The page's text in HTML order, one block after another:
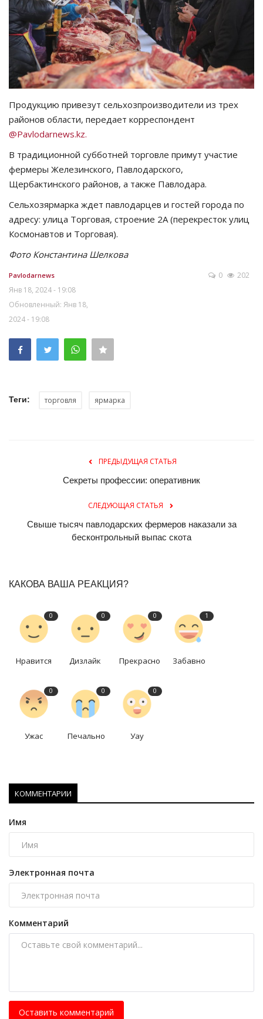
СПОРТ
Чек-лист
РАЗВЛЕЧЕНИЯ
OFFICIAL
Курултай
Язык
Қазақша Русский
Продукцию привезут сельхозпроизводители из трех
районов области, передает корреспондент
@Pavlodarnews.kz.
В традиционной субботней торговле примут участие
фермеры Железинского, Павлодарского,
Щербактинского районов, а также Павлодара.
Сельхозярмарка ждет павлодарцев и гостей города по
адресу: улица Торговая, строение 2А (перекресток улиц
Космонавтов и Торговая).
Фото Константина Шелкова
Pavlodarnews
Янв 18, 2024 - 19:08
Обновленный: Янв 18,
2024 - 19:08
0 202
Теги: торговля ярмарка
ПРЕДЫДУЩАЯ СТАТЬЯ
Секреты профессии: оперативник
СЛЕДУЮЩАЯ СТАТЬЯ
Свыше тысяч павлодарских фермеров наказали за
бесконтрольный выпас скота
КАКОВА ВАША РЕАКЦИЯ?
0
Нравится
0
Дизлайк
0
Прекрасно
1
Забавно
0
Ужас
0
Печально
0
Уау
КОММЕНТАРИИ
Имя
Электронная почта
Комментарий
Оставить комментарий